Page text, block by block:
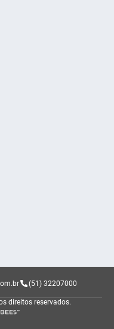
(51) 32207000
direitos reservados.